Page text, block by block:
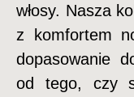
włosy. Nasza
z komfortem
dopasowanie
od tego, czy